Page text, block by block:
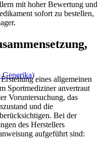
mit hoher Bewertung und
sofort zu bestellen,
eines allgemeinen
Sportmediziner anvertraut
Voruntersuchung, das
und die
Bei der
des Herstellers
aufgeführt sind: